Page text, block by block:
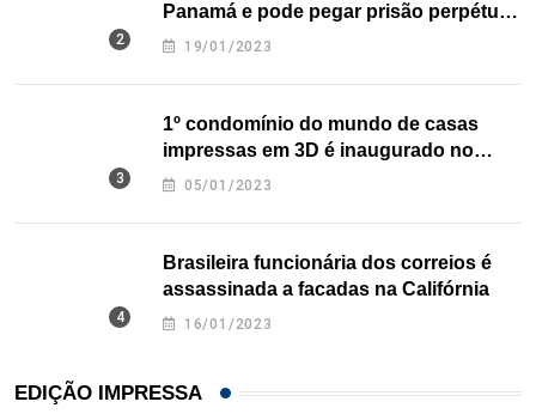
Panamá e pode pegar prisão perpétua
nos EUA
19/01/2023
1º condomínio do mundo de casas
impressas em 3D é inaugurado no
Texas
05/01/2023
Brasileira funcionária dos correios é
assassinada a facadas na Califórnia
16/01/2023
EDIÇÃO IMPRESSA